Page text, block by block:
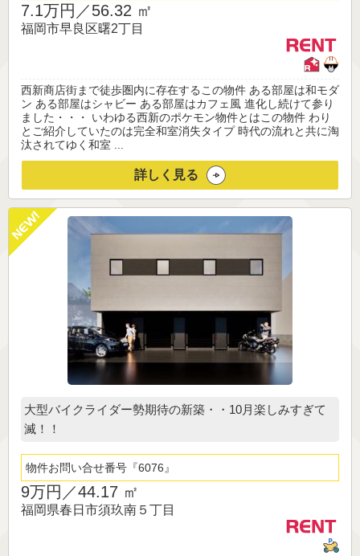
7.1万円／56.32 ㎡
福岡市早良区曙2丁目
西新商店街まで徒歩圏内に存在するこの物件 ある部屋は和モダ
ン ある部屋はシャビー ある部屋はカフェ風 進化し続けて参り
ました・・・ いわゆる西新のポケモン物件とはこの物件 わり
とご紹介していたのは完全和室消失タイプ 時代の流れと共に淘
汰されてゆく和室 ...
詳しく見る
大型バイクライダー勢期待の新築・・10月楽しみすぎて
滅！！
物件お問い合せ番号 6076
9万円／44.17 ㎡
福岡県春日市須玖南５丁目